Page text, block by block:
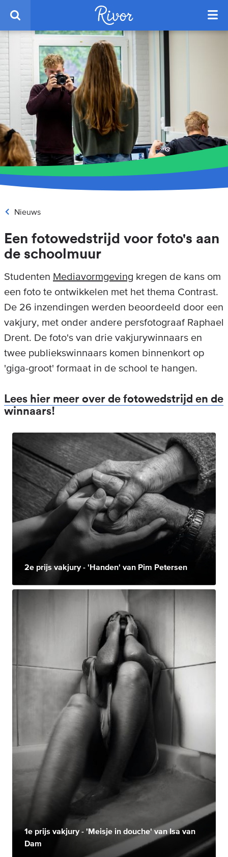
Nieuws
Een fotowedstrijd voor foto's aan
de schoolmuur
Studenten Mediavormgeving kregen de kans om
een foto te ontwikkelen met het thema Contrast.
De 26 inzendingen werden beoordeeld door een
vakjury, met onder andere persfotograaf Raphael
Drent. De foto's van drie vakjurywinnaars en
twee publiekswinnaars komen binnenkort op
'giga-groot' formaat in de school te hangen.
Lees hier meer over de fotowedstrijd en de
winnaars!
2e prijs vakjury - 'Handen' van Pim Petersen
1e prijs vakjury - 'Meisje in douche' van Isa van
Dam